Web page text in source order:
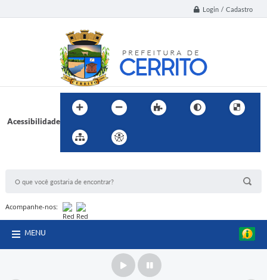
Login / Cadastro
Acessibilidade
Acompanhe-nos:
MENU